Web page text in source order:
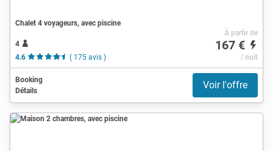
Chalet 4 voyageurs, avec piscine
4
4.6
( 175 avis )
À partir de
167 €
/ nuit
Booking
Détails
Voir l'offre